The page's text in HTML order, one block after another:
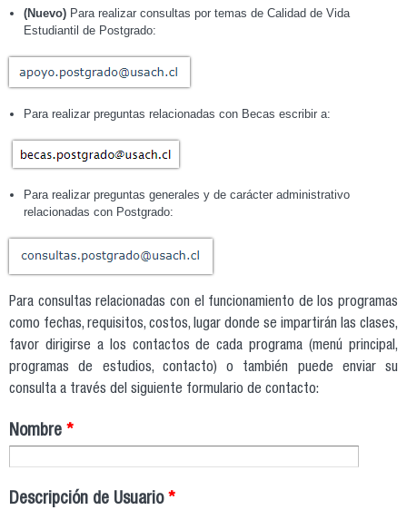
(Nuevo) Para realizar consultas por temas de Calidad de Vida
Estudiantil de Postgrado:
Para realizar preguntas relacionadas con Becas escribir a:
Para realizar preguntas generales y de carácter administrativo
relacionadas con Postgrado:
Para consultas relacionadas con el funcionamiento de los programas
como fechas, requisitos, costos, lugar donde se impartirán las clases,
favor dirigirse a los contactos de cada programa (menú principal,
programas de estudios, contacto) o también puede enviar su
consulta a través del siguiente formulario de contacto:
Nombre *
Descripción de Usuario *